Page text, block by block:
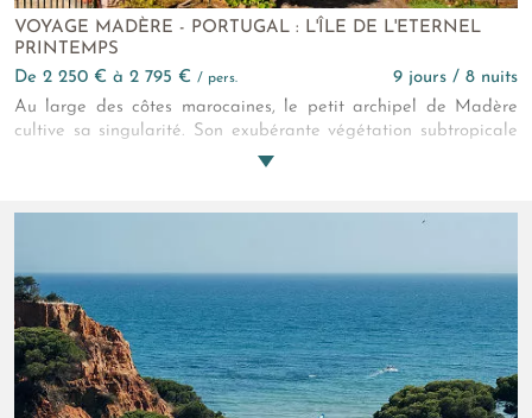
VOYAGE MADÈRE - PORTUGAL : L'ÎLE DE L'ETERNEL
PRINTEMPS
de 2 250 € à 2 795 € / pers.
9 jours / 8 nuits
Au large des côtes marocaines, le petit archipel de Madère
cultive sa singularité. Son exubérante végétation subtropicale
et ses reliefs escarpés façonnent des paysages inédits. C'est